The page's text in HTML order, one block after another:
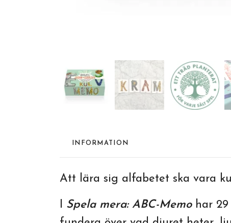
INFORMATION
Att lära sig alfabetet ska vara
I Spela mera: ABC-Memo har